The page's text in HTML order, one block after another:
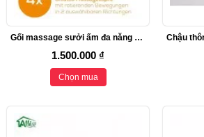
Gối massage sưởi ấm đa năng Beurer Shiatsu MG-145
1.500.000 ₫
Chọn mua